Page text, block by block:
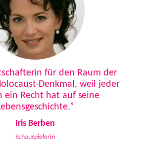
für den Raum der
Denkmal, weil jeder
ein Recht hat auf seine
Iris Berben
Schauspielerin